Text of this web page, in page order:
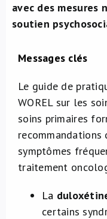
avec des mesures
soutien
Messages clés
Le guide de
WOREL sur les
soins primaires
recommandations
symptômes
traitement
La
certains